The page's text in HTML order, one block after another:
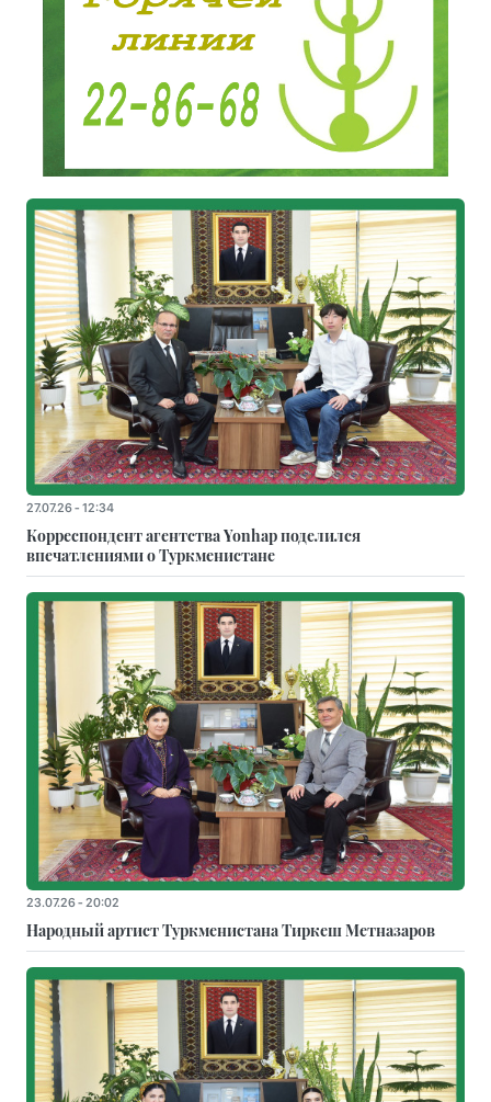
27.07.26 - 12:34
Корреспондент агентства Yonhap поделился
впечатлениями о Туркменистане
23.07.26 - 20:02
Народный артист Туркменистана Тиркеш Мeтназаров